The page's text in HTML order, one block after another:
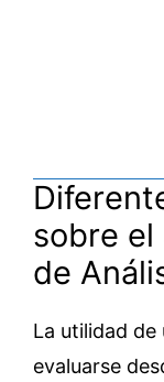
sobre el
de
La utilidad
evaluarse